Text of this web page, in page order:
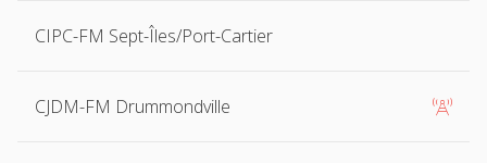
CIPC-FM Sept-Îles/Port-Cartier
CJDM-FM Drummondville 